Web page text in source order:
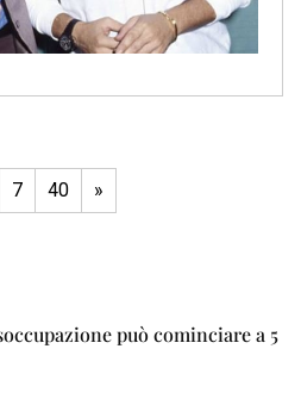
7 40 »
può cominciare a 5